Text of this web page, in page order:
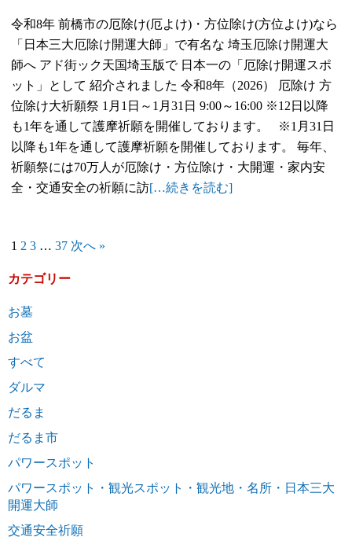
令和8年 前橋市の厄除け(厄よけ)・方位除け(方位よけ)なら
「日本三大厄除け開運大師」で有名な 埼玉厄除け開運大
師へ アド街ック天国埼玉版で 日本一の「厄除け開運スポ
ット」として 紹介されました 令和8年（2026） 厄除け 方
位除け大祈願祭 1月1日～1月31日 9:00～16:00 ※12日以降
も1年を通して護摩祈願を開催しております。 ※1月31日
以降も1年を通して護摩祈願を開催しております。 毎年、
祈願祭には70万人が厄除け・方位除け・大開運・家内安
全・交通安全の祈願に訪[…続きを読む]
1 2 3 … 37 次へ »
カテゴリー
お墓
お盆
すべて
ダルマ
だるま
だるま市
パワースポット
パワースポット・観光スポット・観光地・名所・日本三大
開運大師
交通安全祈願